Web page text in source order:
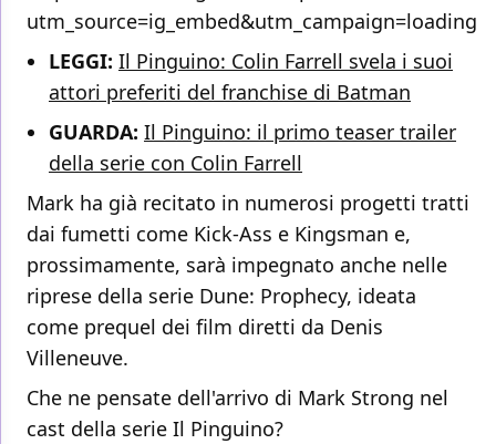
utm_source=ig_embed&utm_campaign=loading
LEGGI: Il Pinguino: Colin Farrell svela i suoi
attori preferiti del franchise di Batman
GUARDA: Il Pinguino: il primo teaser trailer
della serie con Colin Farrell
Mark ha già recitato in numerosi progetti tratti
dai fumetti come Kick-Ass e Kingsman e,
prossimamente, sarà impegnato anche nelle
riprese della serie Dune: Prophecy, ideata
come prequel dei film diretti da Denis
Villeneuve.
Che ne pensate dell'arrivo di Mark Strong nel
cast della serie Il Pinguino?